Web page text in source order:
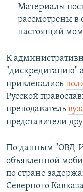
Материалы
рассмотрены в
настоящий
К
привлекались
Русской
преподаватель
представители
По данным "ОВД-
объявленной
по стране
Северного